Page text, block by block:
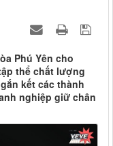
Phú Yên cho
thể chất lượng
kết các thành
nghiệp giữ chân